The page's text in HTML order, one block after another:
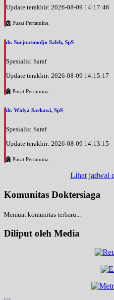
Update terakhir: 2026-08-09 14:17:46
Pusat Pertamina
dr. Surjoatmodjo Saleh, SpS
Spesialis: Saraf
Update terakhir: 2026-08-09 14:15:17
Pusat Pertamina
dr. Widya Sarkawi, SpS
Spesialis: Saraf
Update terakhir: 2026-08-09 14:13:15
Pusat Pertamina
Lihat jadwal
Komunitas Doktersiaga
Memuat komunitas terbaru...
Diliput oleh Media